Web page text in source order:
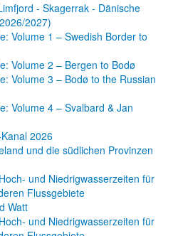
- Skagerrak - Dänische
2027)
Volume 1 – Swedish Border to
Volume 2 – Bergen to Bodø
Volume 3 – Bodø to the Russian
Volume 4 – Svalbard & Jan
2026
und die südlichen Provinzen
und Niedrigwasserzeiten für
Flussgebiete
Watt
und Niedrigwasserzeiten für